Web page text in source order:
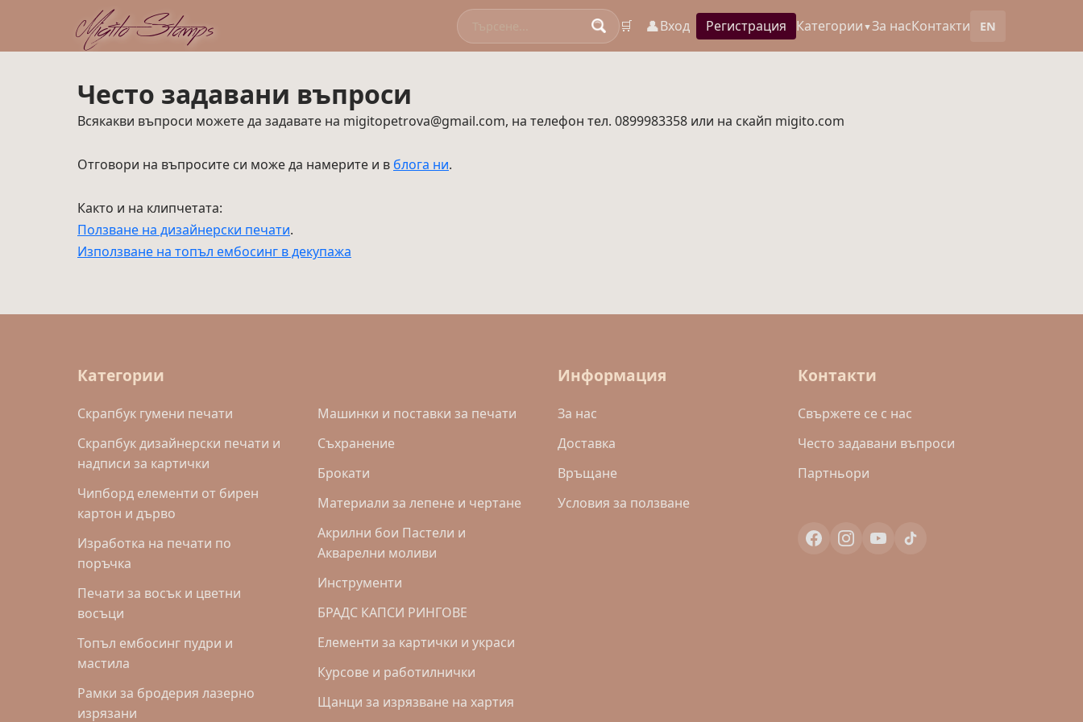
Migito Stamps 🛒 👤Вход Регистрация Категории ▼За насКонтакти EN
Често задавани въпроси
Всякакви въпроси можете да задавате на migitopetrova@gmail.com, на телефон тел. 0899983358 или на скайп migito.com
Отговори на въпросите си може да намерите и в блога ни.
Както и на клипчетата:
Ползване на дизайнерски печати.
Използване на топъл ембосинг в декупажа
Категории
Скрапбук гумени печати
Скрапбук дизайнерски печати и
надписи за картички
Чипборд елементи от бирен
картон и дърво
Изработка на печати по
поръчка
Печати за восък и цветни
восъци
Топъл ембосинг пудри и
мастила
Рамки за бродерия лазерно
изрязани
Машинки и поставки за печати
Съхранение
Брокати
Материали за лепене и чертане
Акрилни бои Пастели и
Акварелни моливи
Инструменти
БРАДС КАПСИ РИНГОВЕ
Eлементи за картички и украси
Курсове и работилнички
Щанци за изрязване на хартия
Информация
За нас
Доставка
Връщане
Условия за ползване
Контакти
Свържете се с нас
Често задавани въпроси
Партньори